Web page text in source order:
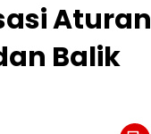
Aturan
Balik